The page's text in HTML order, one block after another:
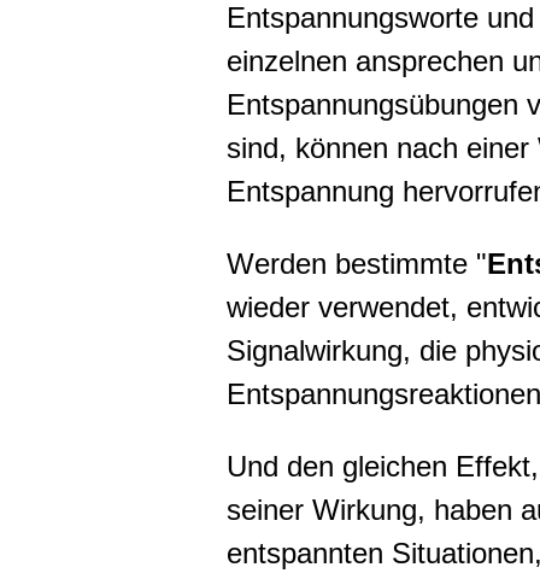
Entspannungsworte
einzelnen ansprechen
Entspannungsübungen
sind, können nach
Entspannung
Werden bestimmte "
wieder verwendet,
Signalwirkung, die
Und den gleichen
seiner Wirkung, haben
entspannten